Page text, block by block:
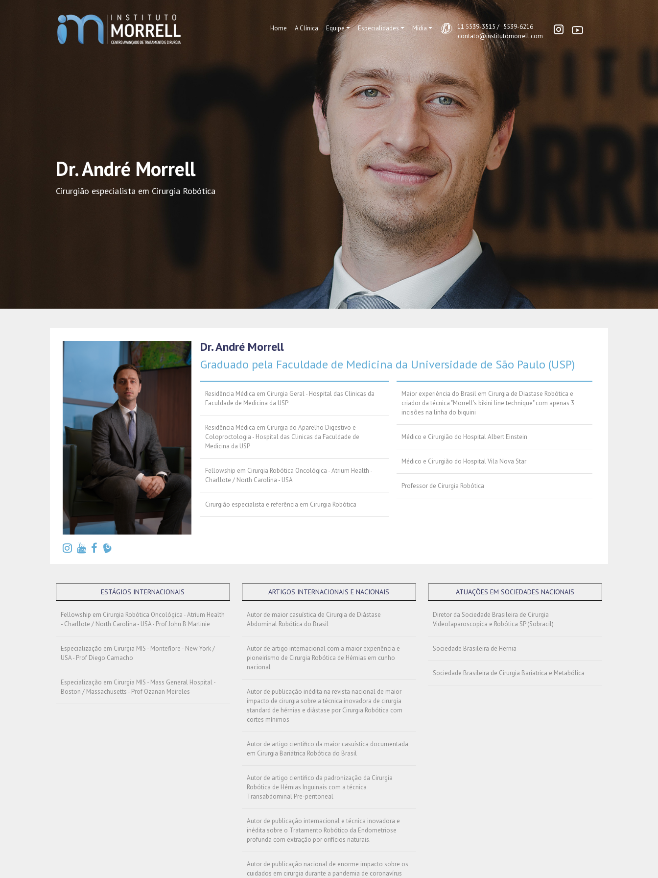
Home A Clínica Equipe Especialidades Mídia 11 5539-3515 / 5539-6216
contato@institutomorrell.com
Dr. André Morrell
Cirurgião especialista em Cirurgia Robótica
Dr. André Morrell
Graduado pela Faculdade de Medicina da Universidade de São Paulo (USP)
Residência Médica em Cirurgia Geral - Hospital das Clinicas da
Faculdade de Medicina da USP
Residência Médica em Cirurgia do Aparelho Digestivo e
Coloproctologia - Hospital das Clinicas da Faculdade de
Medicina da USP
Fellowship em Cirurgia Robótica Oncológica - Atrium Health -
Charllote / North Carolina - USA
Cirurgião especialista e referência em Cirurgia Robótica
Maior experiência do Brasil em Cirurgia de Diastase Robótica e
criador da técnica "Morrell's bikini line technique" com apenas 3
incisões na linha do biquini
Médico e Cirurgião do Hospital Albert Einstein
Médico e Cirurgião do Hospital Vila Nova Star
Professor de Cirurgia Robótica
ESTÁGIOS INTERNACIONAIS
Fellowship em Cirurgia Robótica Oncológica - Atrium Health
- Charllote / North Carolina - USA - Prof John B Martinie
Especialização em Cirurgia MIS - Montefiore - New York /
USA - Prof Diego Camacho
Especialização em Cirurgia MIS - Mass General Hospital -
Boston / Massachusetts - Prof Ozanan Meireles
ARTIGOS INTERNACIONAIS E NACIONAIS
Autor de maior casuística de Cirurgia de Diástase
Abdominal Robótica do Brasil
Autor de artigo internacional com a maior experiência e
pioneirismo de Cirurgia Robótica de Hérnias em cunho
nacional
Autor de publicação inédita na revista nacional de maior
impacto de cirurgia sobre a técnica inovadora de cirurgia
standard de hérnias e diástase por Cirurgia Robótica com
cortes mínimos
Autor de artigo cientifico da maior casuística documentada
em Cirurgia Bariátrica Robótica do Brasil
Autor de artigo cientifico da padronização da Cirurgia
Robótica de Hérnias Inguinais com a técnica
Transabdominal Pre-peritoneal
Autor de publicação internacional e técnica inovadora e
inédita sobre o Tratamento Robótico da Endometriose
profunda com extração por orifícios naturais.
Autor de publicação nacional de enorme impacto sobre os
cuidados em cirurgia durante a pandemia de coronavírus
ATUAÇÕES EM SOCIEDADES NACIONAIS
Diretor da Sociedade Brasileira de Cirurgia
Videolaparoscopica e Robótica SP (Sobracil)
Sociedade Brasileira de Hernia
Sociedade Brasileira de Cirurgia Bariatrica e Metabólica